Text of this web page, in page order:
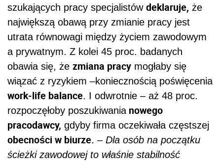
szukających pracy specjalistów deklaruje, że
największą obawą przy zmianie pracy jest
utrata równowagi między życiem zawodowym
a prywatnym. Z kolei 45 proc. badanych
obawia się, że zmiana pracy mogłaby się
wiązać z ryzykiem –koniecznością poświęcenia
work-life balance. I odwrotnie – aż 48 proc.
rozpoczęłoby poszukiwanianowego
pracodawcy, gdyby firma oczekiwała częstszej
obecności w biurze. – Dla osób na początku
ścieżki zawodowej to właśnie stabilność